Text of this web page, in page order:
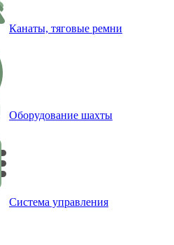
Канаты, тяговые ремни
Оборудование шахты
Система управления